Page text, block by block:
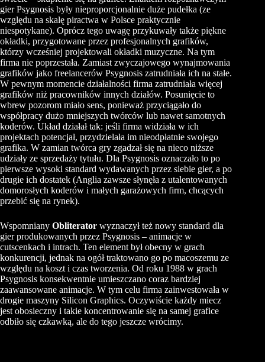
gier Psygnosis były nieproporcjonalnie duże pudełka (ze
względu na skalę piractwa w Polsce praktycznie
niespotykane). Oprócz tego uwagę przykuwały także piękne
okładki, przygotowane przez profesjonalnych grafików,
którzy wcześniej projektowali okładki muzyczne. Na tym
firma nie poprzestała. Zamiast zwyczajowego wynajmowania
grafików jako freelancerów Psygnosis zatrudniała ich na stałe.
W pewnym momencie działalności firma zatrudniała więcej
grafików niż pracowników innych działów. Posunięcie to
wbrew pozorom miało sens, ponieważ przyciągało do
współpracy dużo mniejszych twórców lub nawet samotnych
koderów. Układ działał tak: jeśli firma widziała w ich
projektach potencjał, przydzielała im nieodpłatnie swojego
grafika. W zamian twórca gry zgadzał się na nieco niższe
udziały ze sprzedaży tytułu. Dla Psygnosis oznaczało to po
pierwsze wysoki standard wydawanych przez siebie gier, a po
drugie ich dostatek (Anglia zawsze słynęła z utalentowanych
domorosłych koderów i małych garażowych firm, chcących
przebić się na rynek).
Wspomniany Obliterator wyznaczył też nowy standard dla
gier produkowanych przez Psygnosis – animacje w
cutscenkach i intrach. Ten element był obecny w grach
konkurencji, jednak na ogół traktowano go po macoszemu ze
względu na koszt i czas tworzenia. Od roku 1988 w grach
Psygnosis konsekwentnie umieszczano coraz bardziej
zaawansowane animacje. W tym celu firma zainwestowała w
drogie maszyny Silicon Graphics. Oczywiście każdy miecz
jest obosieczny i takie koncentrowanie się na samej grafice
odbiło się czkawką, ale do tego jeszcze wrócimy.